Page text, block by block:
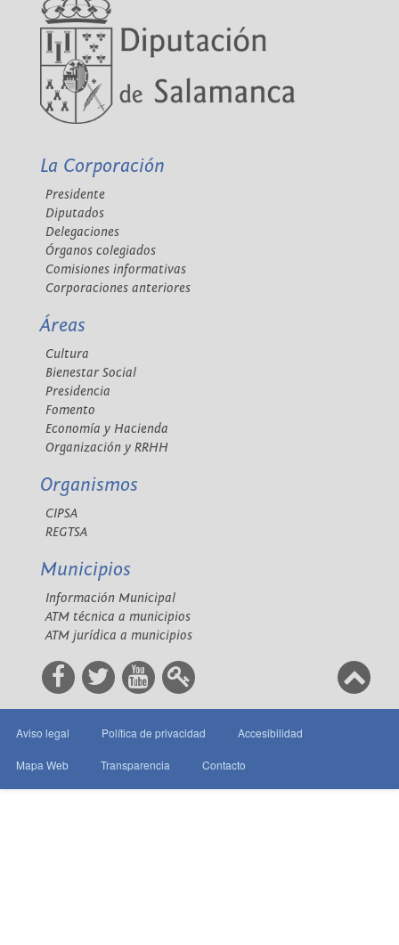
La Corporación
Presidente
Diputados
Delegaciones
Órganos colegiados
Comisiones informativas
Corporaciones anteriores
Áreas
Cultura
Bienestar Social
Presidencia
Fomento
Economía y Hacienda
Organización y RRHH
Organismos
CIPSA
REGTSA
Municipios
Información Municipal
ATM técnica a municipios
ATM jurídica a municipios
Aviso legal Política de privacidad Accesibilidad
Mapa Web Transparencia Contacto